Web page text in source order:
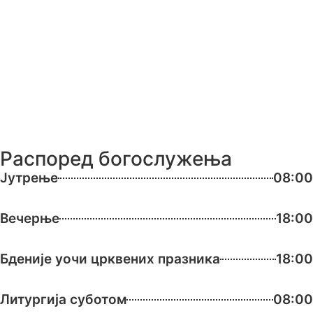
Распоред богослужења
Јутрење 08:00
Вечерње 18:00
Бденије уочи црквених празника 18:00
Литургија суботом 08:00